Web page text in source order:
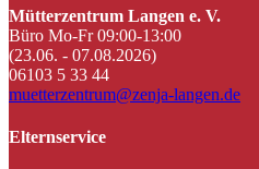
Mütterzentrum Langen e. V.
Büro Mo-Fr 09:00-13:00
(23.06. - 07.08.2026)
06103 5 33 44
muetterzentrum@zenja-langen.de
Elternservice